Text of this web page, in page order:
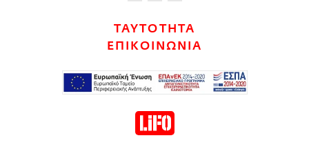
ΤΑΥΤΟΤΗΤΑ
ΕΠΙΚΟΙΝΩΝΙΑ